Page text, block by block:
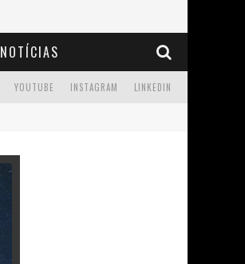
NOTÍCIAS
LINKEDIN
INSTAGRAM
YOUTUBE